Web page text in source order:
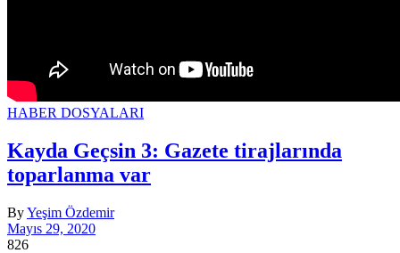
HABER DOSYALARI
Kayda Geçsin 3: Gazete tirajlarında
toparlanma var
ByYeşim Özdemir
Mayıs 29, 2020
826